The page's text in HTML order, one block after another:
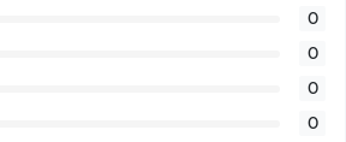
0
0
0
0